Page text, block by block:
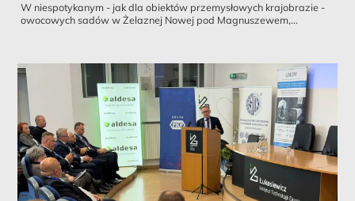
W niespotykanym - jak dla obiektów przemysłowych krajobrazie -
owocowych sadów w Żelaznej Nowej pod Magnuszewem,...